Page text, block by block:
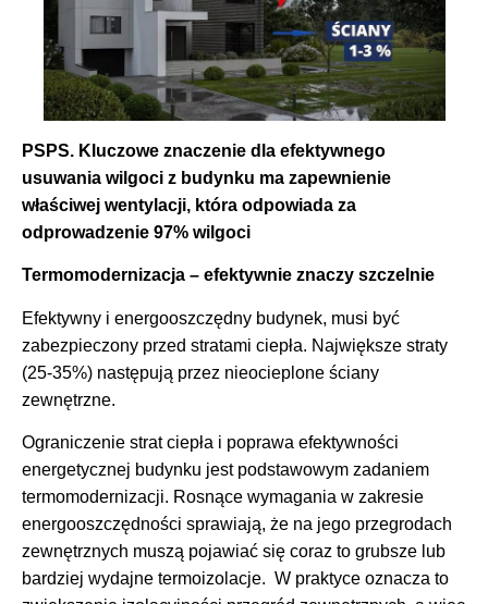
PSPS. Kluczowe znaczenie dla efektywnego
usuwania wilgoci z budynku ma zapewnienie
właściwej wentylacji, która odpowiada za
odprowadzenie 97% wilgoci
Termomodernizacja – efektywnie znaczy szczelnie
Efektywny i energooszczędny budynek, musi być
zabezpieczony przed stratami ciepła. Największe straty
(25-35%) następują przez nieocieplone ściany
zewnętrzne.
Ograniczenie strat ciepła i poprawa efektywności
energetycznej budynku jest podstawowym zadaniem
termomodernizacji. Rosnące wymagania w zakresie
energooszczędności sprawiają, że na jego przegrodach
zewnętrznych muszą pojawiać się coraz to grubsze lub
bardziej wydajne termoizolacje. W praktyce oznacza to